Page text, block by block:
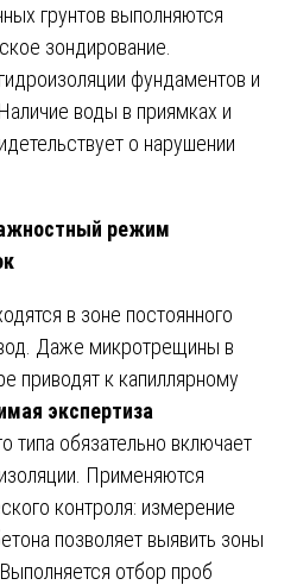
грунтов выполняются
зондирование.
фундаментов и
воды в приямках и
о нарушении
режим
в зоне постоянного
Даже микротрещины в
приводят к капиллярному
экспертиза
типа обязательно включает
Применяются
контроля: измерение
позволяет выявить зоны
отбор проб